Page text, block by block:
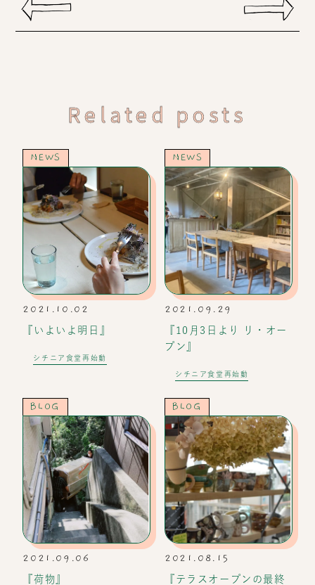
Related posts
NEWS
2021.10.02
『いよいよ明日』
シチニア食堂再始動
NEWS
2021.09.29
『10月3日より リ・オー
プン』
シチニア食堂再始動
BLOG
2021.09.06
『荷物』
BLOG
2021.08.15
『テラスオープンの最終